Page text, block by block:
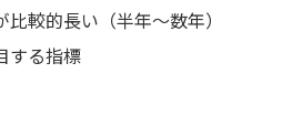
較的長い（半年～数年）
する指標